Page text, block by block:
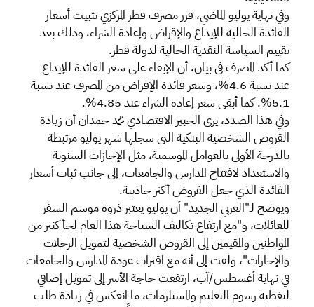
وفي نهاية يوليو الماضي، قرر مصرف قطر المركزي تثبيت أسعار
الفائدة الحالية للإيداع والإقراض وإعادة الشراء، وذلك بعد
تقييم السياسة النقدية الحالية لدولة قطر.
كما أكد المصرف في بيان، أن الإبقاء على سعر الفائدة للإيداع
عند نسبة 4.6%، وسعر فائدة الإقراض من المصرف عند نسبة
5.1%. كما أبقى سعر إعادة الشراء عند 4.85%.
وفي هذا الصدد، يرى الخبير الاقتصادي محمد حمدان أن زيادة
القروض الشخصية البنكية التي سجلها شهر يوليو مرتبطة
بالدرجة الأولى بالعوامل الموسمية، مثل الإجازات السنوية
والاستعداد لافتتاح المدارس والجامعات، إلى جانب ثبات أسعار
الفائدة الذي جعل القروض أكثر جاذبية.
ويوضح لـ"العربي الجديد" أن يوليو يعتبر ذروة موسم السفر
للعائلات، و"مع ارتفاع تكاليف السياحة هذا العام لجأ كثير من
المواطنين والمقيمين إلى القروض الشخصية لتمويل الرحلات
والإجازات"، ولفت إلى أنه مع اقتراب عودة المدارس والجامعات
في نهاية أغسطس/آب، ارتفعت حاجة الأسر إلى تمويل إضافي
لتغطية رسوم التعليم والمستلزمات، ما انعكس في زيادة طلب